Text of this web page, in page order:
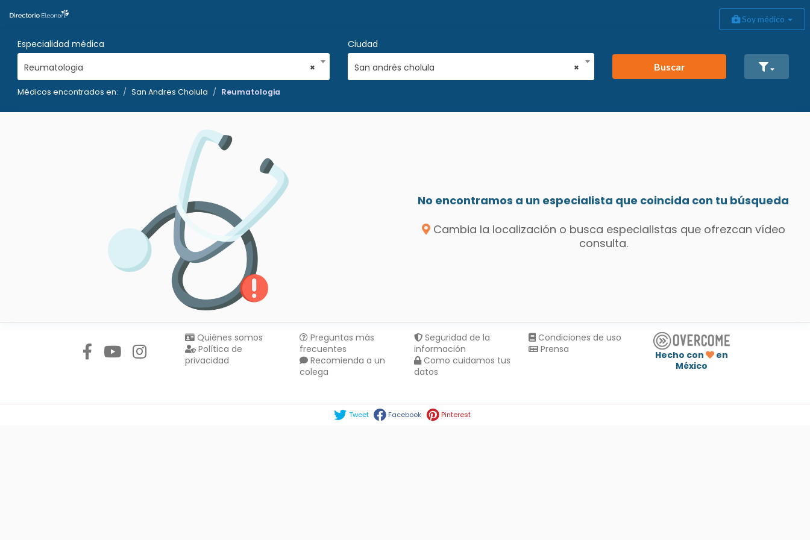
Soy médico
Especialidad médica
×
Reumatologia
Ciudad
×
San andrés cholula Buscar
Médicos encontrados en: San Andres Cholula Reumatologia
No encontramos a un especialista que coincida con tu búsqueda
Cambia la localización o busca especialistas que ofrezcan vídeo
consulta.
Quiénes somos
Política de
privacidad
Preguntas más
frecuentes
Recomienda a un
colega
Seguridad de la
información
Como cuidamos tus
datos
Condiciones de uso
Prensa
Hecho con
en
México
Tweet Facebook Pinterest